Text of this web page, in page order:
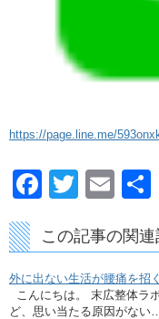
https://page.line.me/
Facebook
Twitter
この記事の関
外に出ない生活が腰痛を招
こんにちは。 末広整体
ど、思い当たる原因がな